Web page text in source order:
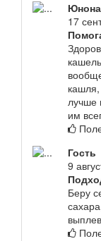
Юнона
17
лучше
им
Гость
9
Беру